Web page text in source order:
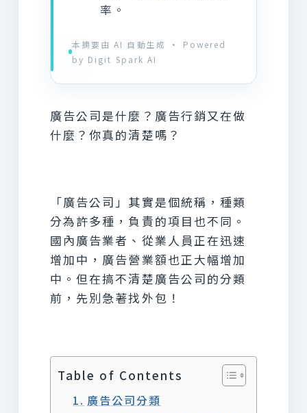
率。
本摘要由 AI 自動生成 · Powered
by Digit Spark AI
廣告公司是什麼？廣告行銷又在做
什麼？你真的清楚嗎？
「廣告公司」其實是個統稱，種類
分為許多種，負責的項目也不同。
國內廣告業者、從業人員正在迅速
增加中，廣告營業額也正大幅增加
中。但在搞不清楚廣告公司的分類
前，先別急著找外包！
Table of Contents
廣告公司分類